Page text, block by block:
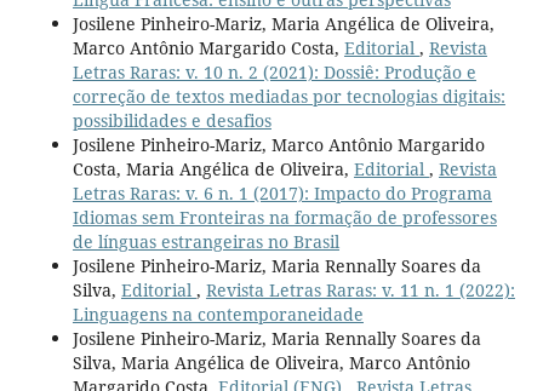
Josilene Pinheiro-Mariz, Maria Angélica de Oliveira,
Marco Antônio Margarido Costa, Editorial , Revista
Letras Raras: v. 10 n. 2 (2021): Dossiê: Produção e
correção de textos mediadas por tecnologias digitais:
possibilidades e desafios
Josilene Pinheiro-Mariz, Marco Antônio Margarido
Costa, Maria Angélica de Oliveira, Editorial , Revista
Letras Raras: v. 6 n. 1 (2017): Impacto do Programa
Idiomas sem Fronteiras na formação de professores
de línguas estrangeiras no Brasil
Josilene Pinheiro-Mariz, Maria Rennally Soares da
Silva, Editorial , Revista Letras Raras: v. 11 n. 1 (2022):
Linguagens na contemporaneidade
Josilene Pinheiro-Mariz, Maria Rennally Soares da
Silva, Maria Angélica de Oliveira, Marco Antônio
Margarido Costa, Editorial (ENG) Revista Letras